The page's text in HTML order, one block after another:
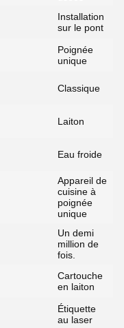
Installation
sur le pont
Poignée
unique
Classique
Laiton
Eau froide
Appareil de
cuisine à
poignée
unique
Un demi
million de
fois.
Cartouche
en laiton
Étiquette
au laser